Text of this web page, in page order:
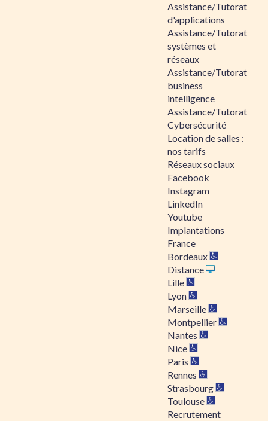
Assistance/Tutorat
d'applications
Assistance/Tutorat
systèmes et
réseaux
Assistance/Tutorat
business
intelligence
Assistance/Tutorat
Cybersécurité
Location de salles :
nos tarifs
Réseaux sociaux
Facebook
Instagram
LinkedIn
Youtube
Implantations
France
Bordeaux
Distance
Lille
Lyon
Marseille
Montpellier
Nantes
Nice
Paris
Rennes
Strasbourg
Toulouse
Recrutement